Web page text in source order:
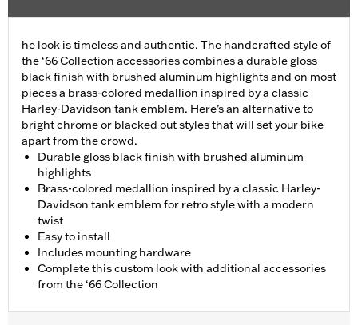
he look is timeless and authentic. The handcrafted style of
the ‘66 Collection accessories combines a durable gloss
black finish with brushed aluminum highlights and on most
pieces a brass-colored medallion inspired by a classic
Harley-Davidson tank emblem. Here’s an alternative to
bright chrome or blacked out styles that will set your bike
apart from the crowd.
Durable gloss black finish with brushed aluminum
highlights
Brass-colored medallion inspired by a classic Harley-
Davidson tank emblem for retro style with a modern
twist
Easy to install
Includes mounting hardware
Complete this custom look with additional accessories
from the ‘66 Collection